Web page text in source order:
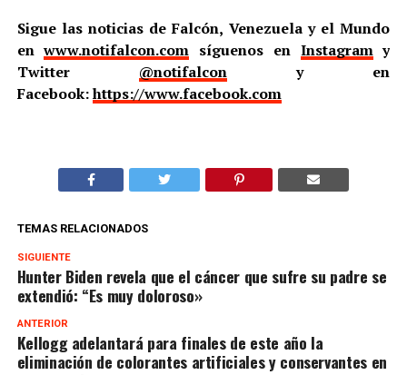
Sigue las noticias de Falcón, Venezuela y el Mundo
enwww.notifalcon.com síguenos en Instagramy
Twitter @notifalcony en
Facebook:https://www.facebook.com
TEMAS RELACIONADOS
SIGUIENTE
Hunter Biden revela que el cáncer que sufre su padre se
extendió: “Es muy doloroso»
ANTERIOR
Kellogg adelantará para finales de este año la
eliminación de colorantes artificiales y conservantes en